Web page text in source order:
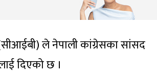
ले नेपाली कांग्रेसका सांसद
दिएको छ ।